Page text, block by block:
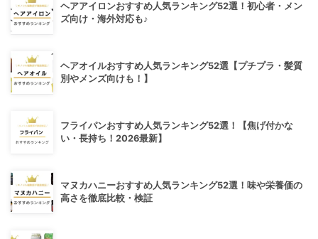
ヘアアイロンおすすめ人気ランキング52選！初心者・メン
ズ向け・海外対応も♪
ヘアオイルおすすめ人気ランキング52選【プチプラ・髪質
別やメンズ向けも！】
フライパンおすすめ人気ランキング52選！【焦げ付かな
い・長持ち！2026最新】
マヌカハニーおすすめ人気ランキング52選！味や栄養価の
高さを徹底比較・検証